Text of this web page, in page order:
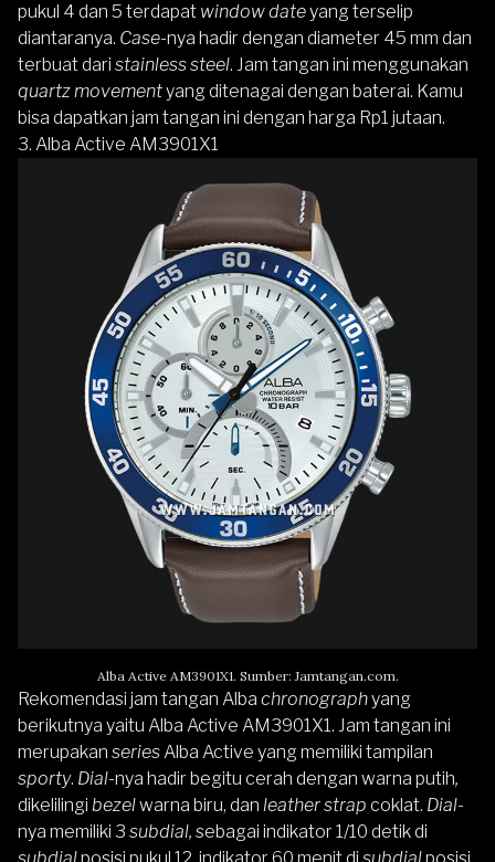
pukul 4 dan 5 terdapat window dateyang terselip
diantaranya. Case-nya hadir dengan diameter 45 mm dan
terbuat dari stainless steel. Jam tangan ini menggunakan
quartz movementyang ditenagai dengan baterai. Kamu
bisa dapatkan jam tangan ini dengan harga Rp1 jutaan.
3. Alba Active AM3901X1
Alba Active AM3901X1. Sumber: Jamtangan.com.
Rekomendasi jam tangan Alba chronographyang
berikutnya yaitu Alba Active AM3901X1. Jam tangan ini
merupakan seriesAlba Active yang memiliki tampilan
sporty. Dial-nya hadir begitu cerah dengan warna putih,
dikelilingi bezelwarna biru, dan leather strap coklat. Dial-
nya memiliki 3 subdial, sebagai indikator 1/10 detik di